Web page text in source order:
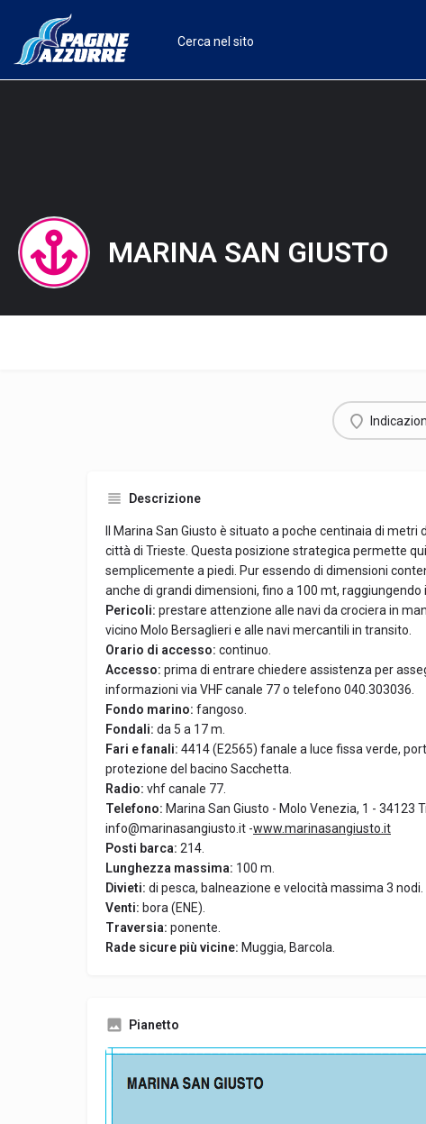
MARINA SAN GIUSTO
Descrizione
Il Marina San Giusto è situato a poche centinaia di
città di Trieste. Questa posizione strategica permette
semplicemente a piedi. Pur essendo di dimensioni
anche di grandi dimensioni, fino a 100 mt,
Pericoli: prestare attenzione alle navi da crociera in
vicino Molo Bersaglieri e alle navi mercantili in transito.
Orario di accesso: continuo.
Accesso: prima di entrare chiedere assistenza per
informazioni via VHF canale 77 o telefono 040.303036.
Fondo marino: fangoso.
Fondali: da 5 a 17 m.
Fari e fanali: 4414 (E2565) fanale a luce fissa verde,
protezione del bacino Sacchetta.
Radio: vhf canale 77.
Telefono: Marina San Giusto - Molo Venezia, 1 - 34123
info@marinasangiusto.it -www.marinasangiusto.it
Posti barca: 214.
Lunghezza massima: 100 m.
Divieti: di pesca, balneazione e velocità massima 3 nodi.
Venti: bora (ENE).
Traversia: ponente.
Rade sicure più vicine: Muggia, Barcola.
Pianetto